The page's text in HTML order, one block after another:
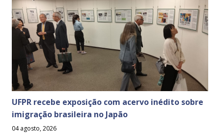
UFPR recebe exposição com acervo inédito sobre
imigração brasileira no Japão
04 agosto, 2026